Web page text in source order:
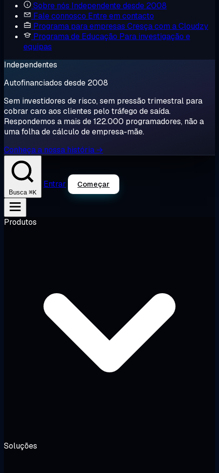
Sobre nós Independente desde 2008
Fale connosco Entre em contacto
Programa para empresas Cresça com a Cloudzy
Programa de Educação Para investigação e
equipas
Independentes
Autofinanciados desde 2008
Sem investidores de risco, sem pressão trimestral para
cobrar caro aos clientes pelo tráfego de saída.
Respondemos a mais de 122.000 programadores, não a
uma folha de cálculo de empresa-mãe.
Conheça a nossa história →
Busca ⌘K
Entrar Começar
Produtos
Soluções